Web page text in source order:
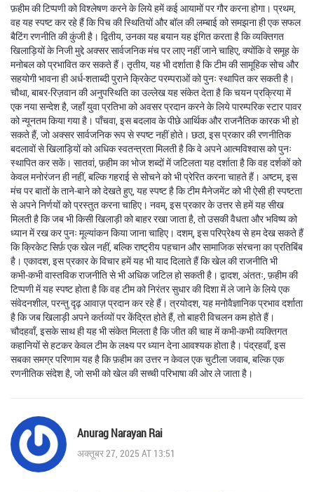
फ़हीम की टिप्पणी को विश्लेषण करने के लिये हमें कई आयामों पर गौर करना होगा। प्रथम,
वह यह स्पष्ट कर रहे हैं कि पिच की स्थितियों और बॉल की लम्बाई को समझना ही एक सफल
बैटिंग रणनीति की कुंजी है। द्वितीय, उनका यह बयान यह इंगित करता है कि व्यक्तिगत
खिलाड़ियों के निजी मुद्दे अक्सर सार्वजनिक मंच पर लाए नहीं जाने चाहिए, क्योंकि वे समूह के
मनोबल को प्रभावित कर सकते हैं। तृतीय, यह भी दर्शाता है कि टीम की सामूहिक सोच और
सहयोगी भावना ही अर्ध-शताब्दी पुराने क्रिकेट परम्पराओं को पुनः स्थापित कर सकती है।
चौथा, बाबर‑रिज़वान की अनुपस्थिति का उल्लेख यह संकेत देता है कि चयन प्रक्रिया में
एक नया सन्देश है, जहाँ युवा प्रतिभा को अवसर प्रदान करने के लिये पारम्परिक स्टार पावर
को न्यूनतम किया गया है। पाँचवा, इस बदलाव के पीछे आर्थिक और राजनैतिक कारक भी हो
सकते हैं, जो अक्सर सार्वजनिक रूप से स्पष्ट नहीं होते। छठा, इस प्रकार की रणनीतिक
बदलावों से खिलाड़ियों को अधिक स्वतन्त्रता मिलती है कि वे अपने आत्मविश्वास को पुनः
स्थापित कर सकें। सातवां, फ़हीम का भोज शब्दों में जटिलता यह दर्शाता है कि वह दर्शकों को
केवल मनोरंजन ही नहीं, बल्कि गहराई से सोचने को भी प्रेरित करना चाहते हैं। अष्टम, इस
मंच पर बातों के ताने‑बाने को देखते हुए, यह स्पष्ट है कि टीम मैनेजमेंट को भी ऐसी ही स्पष्टता
से अपने निर्णयों को प्रस्तुत करना चाहिए। नवम्, इस प्रकार के उत्तर से हमें यह सीख
मिलती है कि जब भी किसी खिलाड़ी को बाहर रखा जाता है, तो उसकी वैधता और भविष्य को
ध्यान में रख कर पुनः मूल्यांकन किया जाना चाहिए। दशम्, इस परिप्रेक्ष्य से हम देख सकते हैं
कि क्रिकेट सिर्फ़ एक खेल नहीं, बल्कि राष्ट्रीय पहचान और सामाजिक संरचना का प्रतिबिंब
है। एकादश, इस प्रकार के विचार हमें यह भी याद दिलाते हैं कि खेल की राजनीति भी
कभी‑कभी वास्तविक राजनीति से भी अधिक जटिल हो सकती है। द्वादश, अंततः, फ़हीम की
टिप्पणी में यह स्पष्ट होता है कि वह टीम को निरंतर सुधार की दिशा में ले जाने के लिये एक
संवेदनशील, परन्तु दृढ़ आवाज़ प्रदान कर रहे हैं। त्रयोदश, यह मनोवैज्ञानिक प्रभाव दर्शाता
है कि जब खिलाड़ी अपने कर्तव्यों पर केंद्रित होते हैं, तो बाहरी विचलन कम होते हैं।
चौदहवाँ, इसके साथ ही यह भी संकेत मिलता है कि जीत की चाह में कभी‑कभी व्यक्तिगत
कहानियों से हटकर केवल टीम के लक्ष्य पर ध्यान देना आवश्यक होता है। पंद्रहवाँ, इस
सबका समग्र परिणाम यह है कि फ़हीम का उत्तर न केवल एक चुटीला जवाब, बल्कि एक
रणनीतिक संदेश है, जो सभी को खेल की सच्ची परिभाषा की ओर ले जाता है।
Anurag Narayan Rai
अक्तूबर 27, 2025 AT 13:51